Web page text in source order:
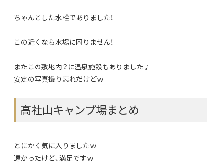
ちゃんとした水栓でありました！
この近くなら水場に困りません！
またこの敷地内？に温泉施設もありました♪
安定の写真撮り忘れだけどｗ
高社山キャンプ場まとめ
とにかく気に入りましたｗ
遠かったけど、満足ですｗ